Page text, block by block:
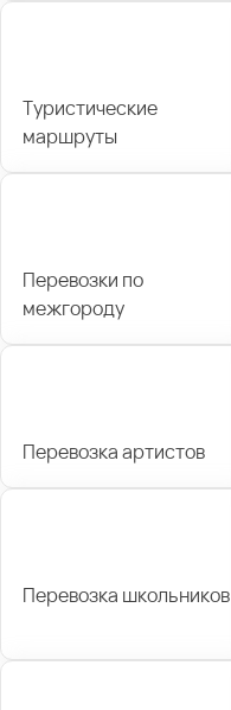
Туристические
маршруты
Перевозки по
межгороду
Перевозка артистов
Перевозка школьников